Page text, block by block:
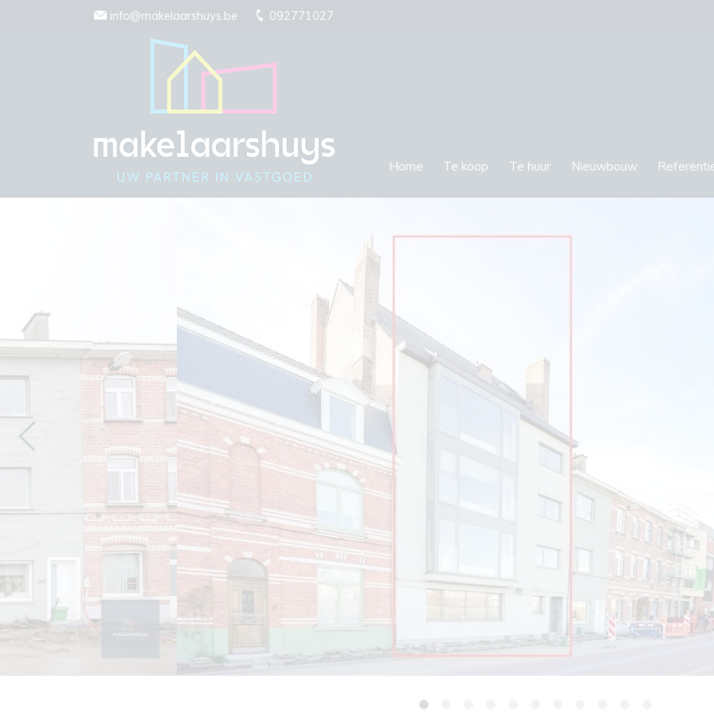
Menu overslaan en naar de inhoud gaan
info@makelaarshuys.be 092771027
Home Te koop Te huur Nieuwbouw
Previous